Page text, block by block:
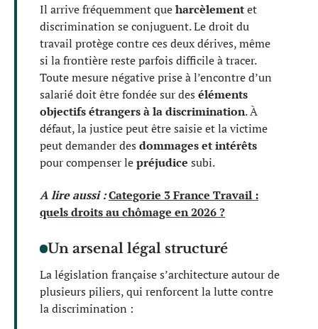
Il arrive fréquemment queharcèlementet
discrimination se conjuguent. Le droit du
travail protège contre ces deux dérives, même
si la frontière reste parfois difficile à tracer.
Toute mesure négative prise à l’encontre d’un
salarié doit être fondée sur des éléments
objectifs étrangers à la discrimination. À
défaut, la justice peut être saisie et la victime
peut demander des dommages et intérêts
pour compenser lepréjudice subi.
A lire aussi :Categorie 3 France Travail :
quels droits au chômage en 2026 ?
Un arsenal légal structuré
La législation française s’architecture autour de
plusieurs piliers, qui renforcent la lutte contre
la discrimination :